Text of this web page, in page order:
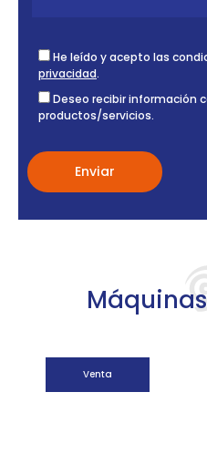
He leído y acepto las
privacidad.
Deseo recibir información
productos/servicios.
Venta